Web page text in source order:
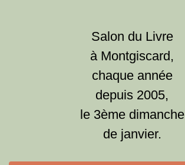
Salon du Livre
à Montgiscard,
chaque année
depuis 2005,
le 3ème dimanche
de janvier.